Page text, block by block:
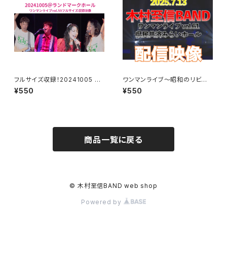
フルサイズ収録！20241005 ラ
ンドマークホール
¥550
ワンマンライブ〜昭和のリビン
グをもう一度！〜ライブ映像
¥550
商品一覧に戻る
© 木村至信BAND web shop
Powered by